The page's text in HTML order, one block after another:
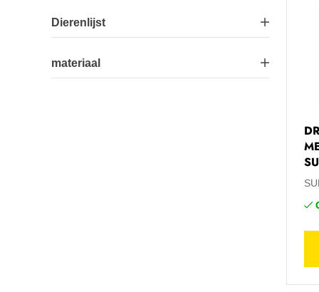
SUEVIA 59
Dierenlijst
Biggen 13
materiaal